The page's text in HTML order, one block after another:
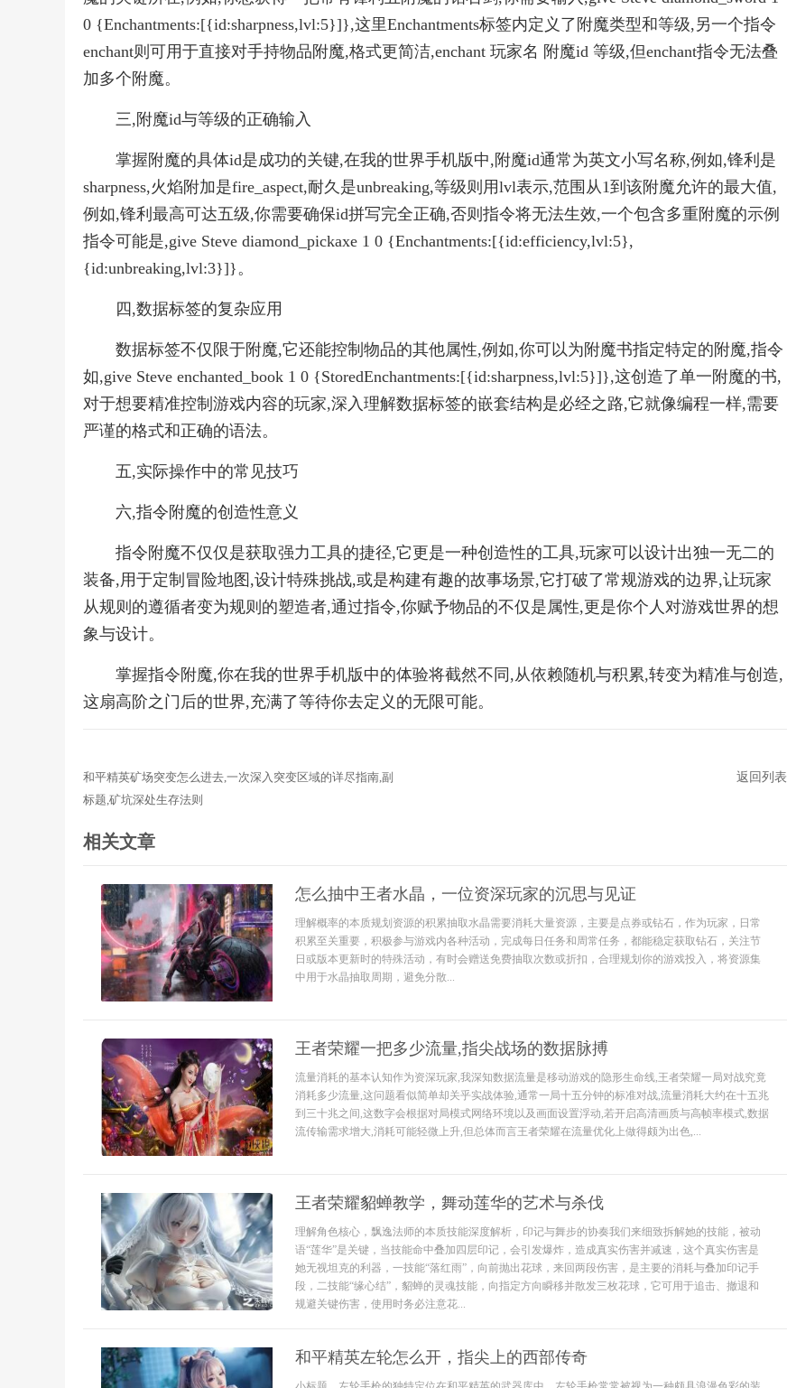
0 {Enchantments:[{id:sharpness,lvl:5}]},这里Enchantments标签内定义了附魔类型和等级,另一个指令
enchant则可用于直接对手持物品附魔,格式更简洁,enchant 玩家名 附魔id 等级,但enchant指令无法叠
加多个附魔。
三,附魔id与等级的正确输入
掌握附魔的具体id是成功的关键,在我的世界手机版中,附魔id通常为英文小写名称,例如,锋利是
sharpness,火焰附加是fire_aspect,耐久是unbreaking,等级则用lvl表示,范围从1到该附魔允许的最大值,
例如,锋利最高可达五级,你需要确保id拼写完全正确,否则指令将无法生效,一个包含多重附魔的示例
指令可能是,give Steve diamond_pickaxe 1 0 {Enchantments:[{id:efficiency,lvl:5},
{id:unbreaking,lvl:3}]}。
四,数据标签的复杂应用
数据标签不仅限于附魔,它还能控制物品的其他属性,例如,你可以为附魔书指定特定的附魔,指令
如,give Steve enchanted_book 1 0 {StoredEnchantments:[{id:sharpness,lvl:5}]},这创造了单一附魔的书,
对于想要精准控制游戏内容的玩家,深入理解数据标签的嵌套结构是必经之路,它就像编程一样,需要
严谨的格式和正确的语法。
五,实际操作中的常见技巧
六,指令附魔的创造性意义
指令附魔不仅仅是获取强力工具的捷径,它更是一种创造性的工具,玩家可以设计出独一无二的
装备,用于定制冒险地图,设计特殊挑战,或是构建有趣的故事场景,它打破了常规游戏的边界,让玩家
从规则的遵循者变为规则的塑造者,通过指令,你赋予物品的不仅是属性,更是你个人对游戏世界的想
象与设计。
掌握指令附魔,你在我的世界手机版中的体验将截然不同,从依赖随机与积累,转变为精准与创造,
这扇高阶之门后的世界,充满了等待你去定义的无限可能。
和平精英矿场突变怎么进去,一次深入突变区域的详尽指南,副
标题,矿坑深处生存法则
返回列表
相关文章
怎么抽中王者水晶，一位资深玩家的沉思与见证
理解概率的本质规划资源的积累抽取水晶需要消耗大量资源，主要是点券或钻石，作为玩家，日常
积累至关重要，积极参与游戏内各种活动，完成每日任务和周常任务，都能稳定获取钻石，关注节
日或版本更新时的特殊活动，有时会赠送免费抽取次数或折扣，合理规划你的游戏投入，将资源集
中用于水晶抽取周期，避免分散...
王者荣耀一把多少流量,指尖战场的数据脉搏
流量消耗的基本认知作为资深玩家,我深知数据流量是移动游戏的隐形生命线,王者荣耀一局对战究竟
消耗多少流量,这问题看似简单却关乎实战体验,通常一局十五分钟的标准对战,流量消耗大约在十五兆
到三十兆之间,这数字会根据对局模式网络环境以及画面设置浮动,若开启高清画质与高帧率模式,数据
流传输需求增大,消耗可能轻微上升,但总体而言王者荣耀在流量优化上做得颇为出色,...
王者荣耀貂蝉教学，舞动莲华的艺术与杀伐
理解角色核心，飘逸法师的本质技能深度解析，印记与舞步的协奏我们来细致拆解她的技能，被动
语“莲华”是关键，当技能命中叠加四层印记，会引发爆炸，造成真实伤害并减速，这个真实伤害是
她无视坦克的利器，一技能“落红雨”，向前抛出花球，来回两段伤害，是主要的消耗与叠加印记手
段，二技能“缘心结”，貂蝉的灵魂技能，向指定方向瞬移并散发三枚花球，它可用于追击、撤退和
规避关键伤害，使用时务必注意花...
和平精英左轮怎么开，指尖上的西部传奇